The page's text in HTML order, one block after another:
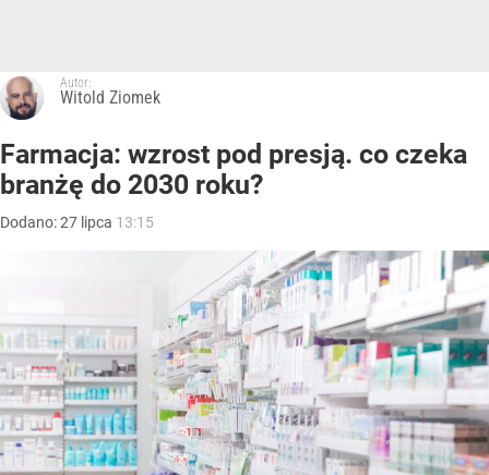
Autor:
Witold Ziomek
Farmacja: wzrost pod presją. co czeka
branżę do 2030 roku?
Dodano:27 lipca 13:15